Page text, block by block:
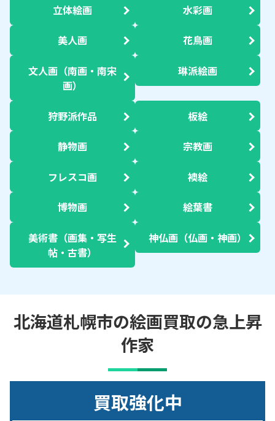
立体絵画 水彩画
美人画 花鳥画
文人画（南画・南宋
画）
琳派絵画
狩野派作品 板絵
静物画 宗教画
フレスコ画 襖絵
博物画 絵葉書
美術書（画集・写生
帖・古書）
神仏画（仏画・神画）
北海道札幌市の絵画買取の急上昇
作家
買取強化中